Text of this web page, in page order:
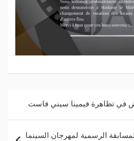
الرسمية لمهرجان السينما